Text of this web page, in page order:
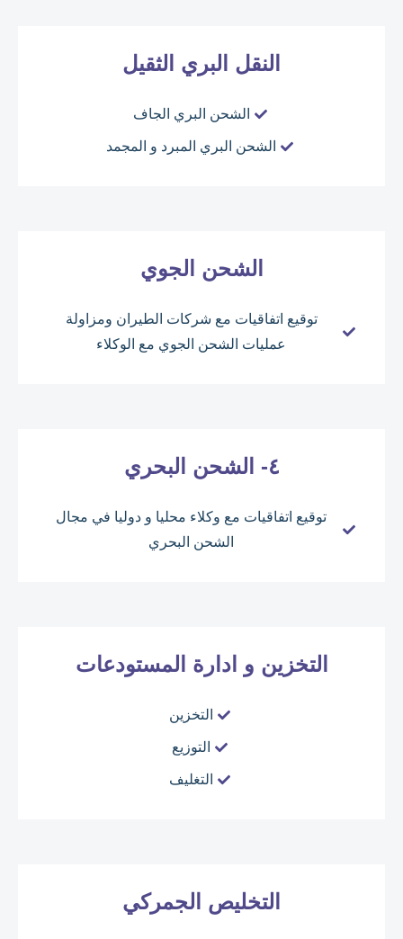
النقل البري الثقيل
الشحن البري الجاف
الشحن البري المبرد و المجمد
الشحن الجوي
توقيع اتفاقيات مع شركات الطيران ومزاولة
عمليات الشحن الجوي مع الوكلاء
توقيع اتفاقيات مع وكلاء محليا و دوليا في مجال
الشحن البحري
التخزين و ادارة المستودعات
التخزين
التوزيع
التغليف
التخليص الجمركي